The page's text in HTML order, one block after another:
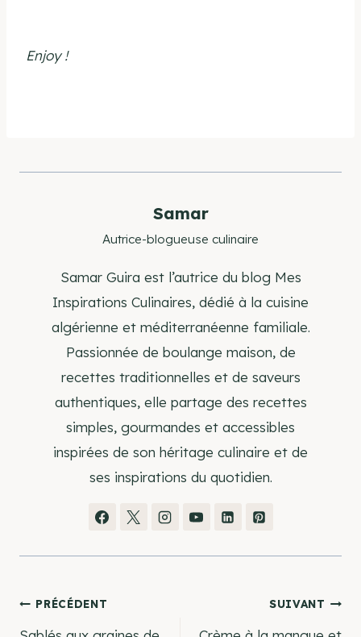
Enjoy !
Samar
Autrice-blogueuse culinaire
Samar Guira est l’autrice du blog Mes
Inspirations Culinaires, dédié à la cuisine
algérienne et méditerranéenne familiale.
Passionnée de boulange maison, de
recettes traditionnelles et de saveurs
authentiques, elle partage des recettes
simples, gourmandes et accessibles
inspirées de son héritage culinaire et de
ses inspirations du quotidien.
Navigation
PRÉCÉDENT SUIVANT